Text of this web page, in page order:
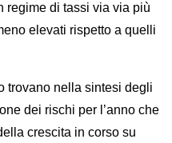
regime di tassi via via più
elevati rispetto a quelli
trovano nella sintesi degli
dei rischi per l’anno che
crescita in corso su